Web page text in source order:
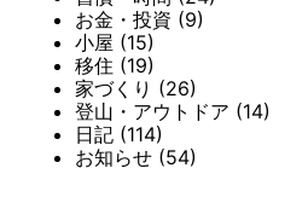
お金・投資 (9)
小屋 (15)
移住 (19)
家づくり (26)
登山・アウトドア (14)
日記 (114)
お知らせ (54)